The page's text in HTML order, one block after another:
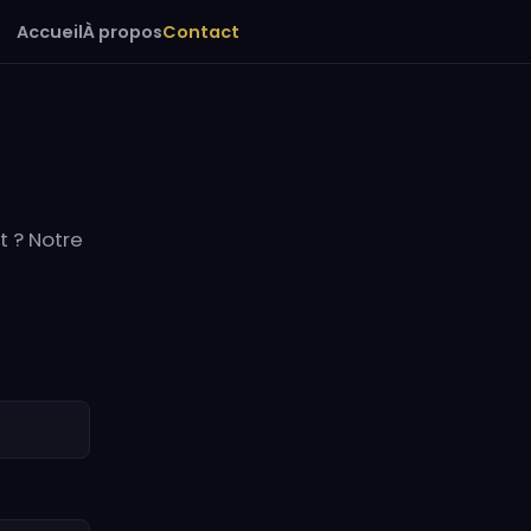
AccueilÀ proposContact
? Notre